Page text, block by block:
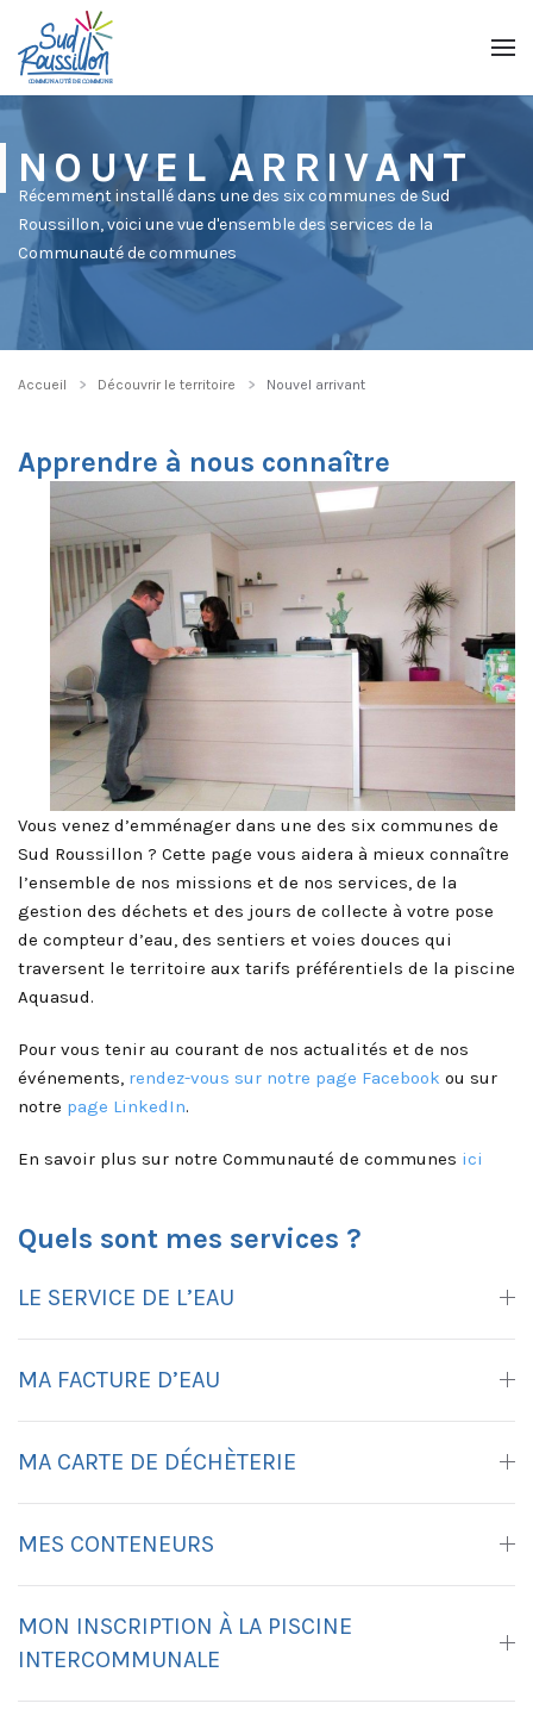
Passer au contenu principal
NOUVEL ARRIVANT
Récemment installé dans une des six communes de Sud
Roussillon, voici une vue d'ensemble des services de la
Communauté de communes
Accueil Découvrir le territoire Nouvel arrivant
Apprendre à nous connaître
Vous venez d’emménager dans une des six communes de
Sud Roussillon ? Cette page vous aidera à mieux connaître
l’ensemble de nos missions et de nos services, de la
gestion des déchets et des jours de collecte à votre pose
de compteur d’eau, des sentiers et voies douces qui
traversent le territoire aux tarifs préférentiels de la piscine
Aquasud.
Pour vous tenir au courant de nos actualités et de nos
événements, rendez-vous sur notre page Facebook ou sur
notre page LinkedIn.
En savoir plus sur notre Communauté de communes ici
Quels sont mes services ?
LE SERVICE DE L’EAU
MA FACTURE D’EAU
MA CARTE DE DÉCHÈTERIE
MES CONTENEURS
MON INSCRIPTION À LA PISCINE
INTERCOMMUNALE